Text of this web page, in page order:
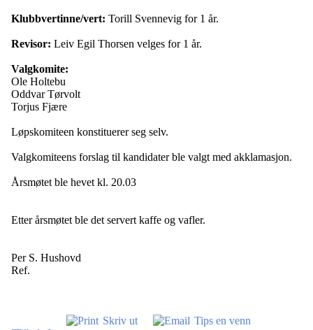
Klubbvertinne/vert: Torill Svennevig for 1 år.
Revisor: Leiv Egil Thorsen velges for 1 år.
Valgkomite:
Ole Holtebu
Oddvar Tørvolt
Torjus Fjære
Løpskomiteen konstituerer seg selv.
Valgkomiteens forslag til kandidater ble valgt med akklamasjon.
Årsmøtet ble hevet kl. 20.03
Etter årsmøtet ble det servert kaffe og vafler.
Per S. Hushovd
Ref.
Skriv ut
Tips en venn